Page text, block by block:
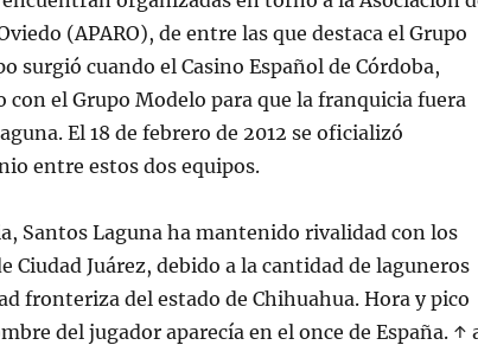
(APARO), de entre las que destaca el Grupo
surgió cuando el Casino Español de Córdoba,
con el Grupo Modelo para que la franquicia fuera
El 18 de febrero de 2012 se oficializó
entre estos dos equipos.
Santos Laguna ha mantenido rivalidad con los
Ciudad Juárez, debido a la cantidad de laguneros
fronteriza del estado de Chihuahua. Hora y pico
del jugador aparecía en el once de España. ↑